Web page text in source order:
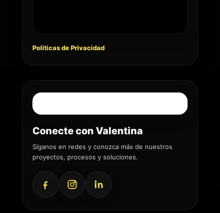
Políticas de Privacidad
Conecte con Valentina
Síganos en redes y conozca más de nuestros
proyectos, procesos y soluciones.